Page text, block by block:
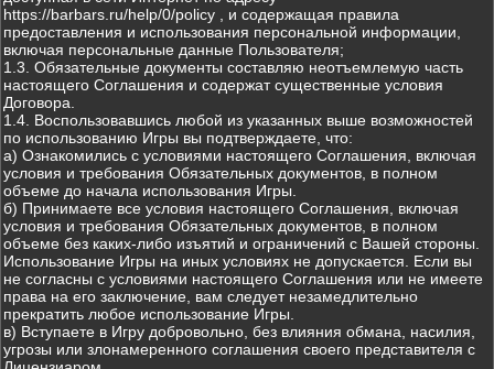
https://barbars.ru/help/0/policy , и содержащая правила
предоставления и использования персональной информации,
включая персональные данные Пользователя;
1.3. Обязательные документы составляю неотъемлемую часть
настоящего Соглашения и содержат существенные условия
Договора.
1.4. Воспользовавшись любой из указанных выше возможностей
по использованию Игры вы подтверждаете, что:
а) Ознакомились с условиями настоящего Соглашения, включая
условия и требования Обязательных документов, в полном
объеме до начала использования Игры.
б) Принимаете все условия настоящего Соглашения, включая
условия и требования Обязательных документов, в полном
объеме без каких-либо изъятий и ограничений с Вашей стороны.
Использование Игры на иных условиях не допускается. Если вы
не согласны с условиями настоящего Соглашения или не имеете
права на его заключение, вам следует незамедлительно
прекратить любое использование Игры.
в) Вступаете в Игру добровольно, без влияния обмана, насилия,
угрозы или злонамеренного соглашения своего представителя с